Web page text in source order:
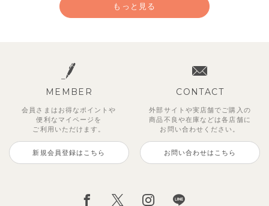
&パンツ
ンツ
3,300
（税込）
ャツ＆パン
もっと見る
MEMBER
会員さまはお得なポイントや
便利な マイページを
ご利用いただけます。
新規会員登録はこちら
CONTACT
外部サイトや実店舗でご購入の
商品不良や在庫などは各店舗に
お問い合わせください。
お問い合わせはこちら